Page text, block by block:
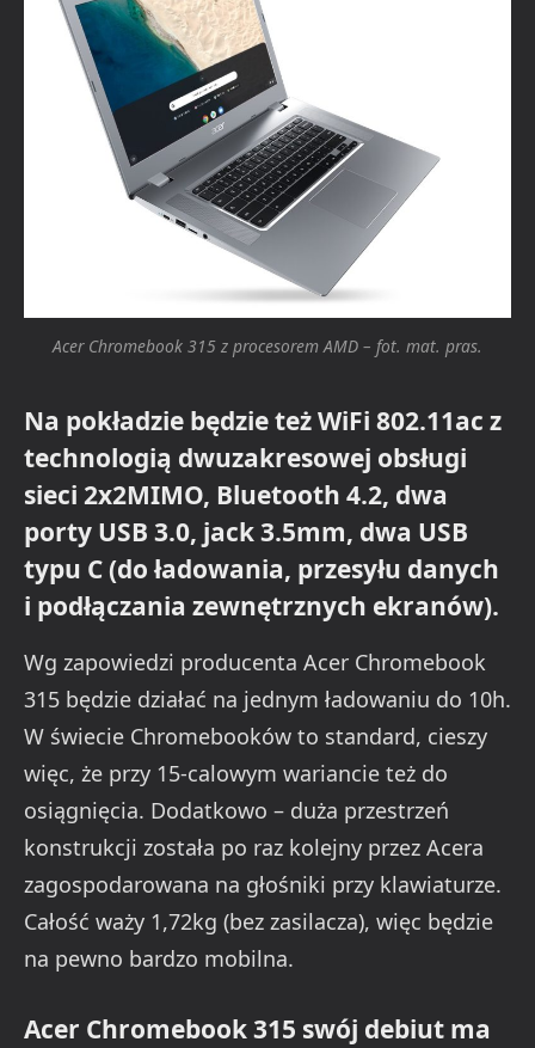
Acer Chromebook 315 z procesorem AMD – fot. mat. pras.
Na pokładzie będzie też WiFi 802.11ac z
technologią dwuzakresowej obsługi
sieci 2x2MIMO, Bluetooth 4.2, dwa
porty USB 3.0, jack 3.5mm, dwa USB
typu C (do ładowania, przesyłu danych
i podłączania zewnętrznych ekranów).
Wg zapowiedzi producenta Acer Chromebook
315 będzie działać na jednym ładowaniu do 10h.
W świecie Chromebooków to standard, cieszy
więc, że przy 15-calowym wariancie też do
osiągnięcia. Dodatkowo – duża przestrzeń
konstrukcji została po raz kolejny przez Acera
zagospodarowana na głośniki przy klawiaturze.
Całość waży 1,72kg (bez zasilacza), więc będzie
na pewno bardzo mobilna.
Acer Chromebook 315 swój debiut ma